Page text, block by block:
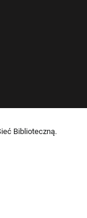
Biblioteczną.